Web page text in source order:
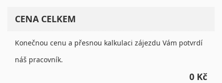
CENA CELKEM
Konečnou cenu a přesnou kalkulaci zájezdu Vám potvrdí
náš pracovník.
0 Kč